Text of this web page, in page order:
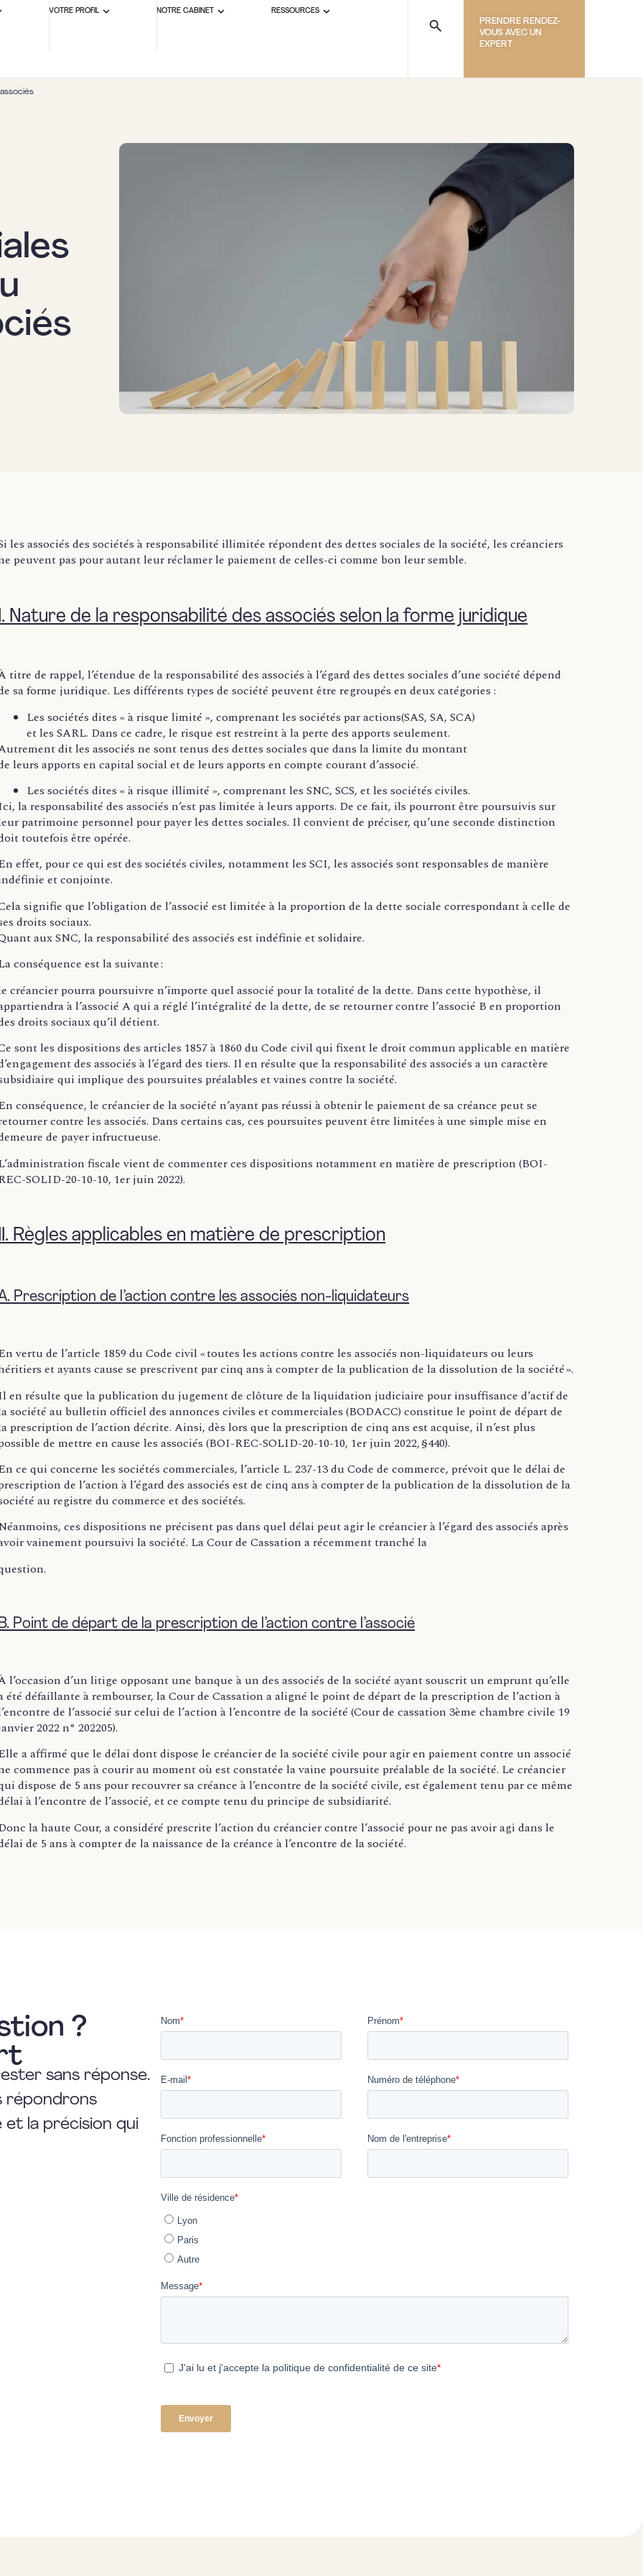
VOTRE PROFIL NOTRE CABINET RESSOURCES
PRENDRE RENDEZ-
VOUS AVEC UN
EXPERT
les associés des sociétés à responsabilité illimitée répondent des dettes sociales de la société, les créanciers
peuvent pas pour autant leur réclamer le paiement de celles-ci comme bon leur semble.
Nature de la responsabilité des associés selon la forme juridique
titre de rappel, l’étendue de la responsabilité des associés à l’égard des dettes sociales d’une société dépend
sa forme juridique. Les différents types de société peuvent être regroupés en deux catégories :
Les sociétés dites « à risque limité », comprenant les sociétés par actions(SAS, SA, SCA)
et les SARL. Dans ce cadre, le risque est restreint à la perte des apports seulement.
dit les associés ne sont tenus des dettes sociales que dans la limite du montant
leurs apports en capital social et de leurs apports en compte courant d’associé.
Les sociétés dites « à risque illimité », comprenant les SNC, SCS, et les sociétés civiles.
la responsabilité des associés n’est pas limitée à leurs apports. De ce fait, ils pourront être poursuivis sur
patrimoine personnel pour payer les dettes sociales. Il convient de préciser, qu’une seconde distinction
toutefois être opérée.
effet, pour ce qui est des sociétés civiles, notamment les SCI, les associés sont responsables de manière
et conjointe.
signifie que l’obligation de l’associé est limitée à la proportion de la dette sociale correspondant à celle de
droits sociaux.
aux SNC, la responsabilité des associés est indéfinie et solidaire.
conséquence est la suivante :
créancier pourra poursuivre n’importe quel associé pour la totalité de la dette. Dans cette hypothèse, il
à l’associé A qui a réglé l’intégralité de la dette, de se retourner contre l’associé B en proportion
droits sociaux qu’il détient.
sont les dispositions des articles 1857 à 1860 du Code civil qui fixent le droit commun applicable en matière
des associés à l’égard des tiers. Il en résulte que la responsabilité des associés a un caractère
qui implique des poursuites préalables et vaines contre la société.
conséquence, le créancier de la société n’ayant pas réussi à obtenir le paiement de sa créance peut se
contre les associés. Dans certains cas, ces poursuites peuvent être limitées à une simple mise en
de payer infructueuse.
fiscale vient de commenter ces dispositions notamment en matière de prescription (BOI-
SOLID-20-10-10, 1er juin 2022).
Règles applicables en matière de prescription
Prescription de l’action contre les associés non-liquidateurs
vertu de l’article 1859 du Code civil « toutes les actions contre les associés non-liquidateurs ou leurs
et ayants cause se prescrivent par cinq ans à compter de la publication de la dissolution de la société ».
en résulte que la publication du jugement de clôture de la liquidation judiciaire pour insuffisance d’actif de
société au bulletin officiel des annonces civiles et commerciales (BODACC) constitue le point de départ de
prescription de l’action décrite. Ainsi, dès lors que la prescription de cinq ans est acquise, il n’est plus
de mettre en cause les associés (BOI-REC-SOLID-20-10-10, 1er juin 2022, §440).
ce qui concerne les sociétés commerciales, l’article L. 237-13 du Code de commerce, prévoit que le délai de
de l’action à l’égard des associés est de cinq ans à compter de la publication de la dissolution de la
au registre du commerce et des sociétés.
ces dispositions ne précisent pas dans quel délai peut agir le créancier à l’égard des associés après
vainement poursuivi la société. La Cour de Cassation a récemment tranché la
B. Point de départ de la prescription de l’action contre l’associé
l’occasion d’un litige opposant une banque à un des associés de la société ayant souscrit un emprunt qu’elle
été défaillante à rembourser, la Cour de Cassation a aligné le point de départ de la prescription de l’action à
de l’associé sur celui de l’action à l’encontre de la société (Cour de cassation 3ème chambre civile 19
2022 n° 202205).
a affirmé que le délai dont dispose le créancier de la société civile pour agir en paiement contre un associé
commence pas à courir au moment où est constatée la vaine poursuite préalable de la société. Le créancier
dispose de 5 ans pour recouvrer sa créance à l’encontre de la société civile, est également tenu par ce même
à l’encontre de l’associé, et ce compte tenu du principe de subsidiarité.
la haute Cour, a considéré prescrite l’action du créancier contre l’associé pour ne pas avoir agi dans le
de 5 ans à compter de la naissance de la créance à l’encontre de la société.
?
sans réponse.
répondrons
la précision qui